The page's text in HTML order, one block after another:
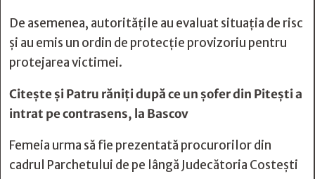
De asemenea, autoritățile au evaluat situația de risc
și au emis un ordin de protecție provizoriu pentru
protejarea victimei.
Citește șiPatru răniți după ce un șofer din Pitești a
intrat pe contrasens, la Bascov
Femeia urma să fie prezentată procurorilor din
cadrul Parchetului de pe lângă Judecătoria Costești